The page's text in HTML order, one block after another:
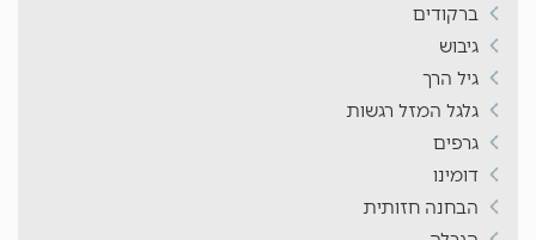
ברקודים
גיבוש
גיל הרך
גלגל המזל רגשות
גרפים
דומינו
הבחנה חזותית